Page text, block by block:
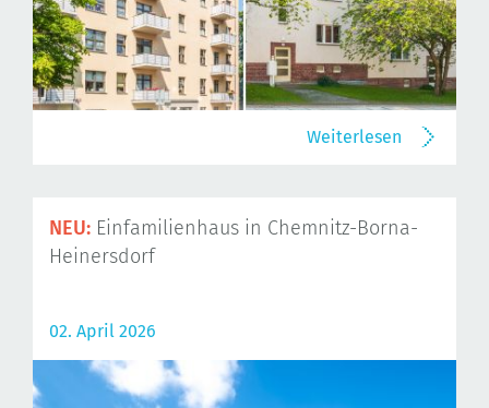
Weiterlesen
NEU: Einfamilienhaus in Chemnitz-Borna-
Heinersdorf
02. April 2026